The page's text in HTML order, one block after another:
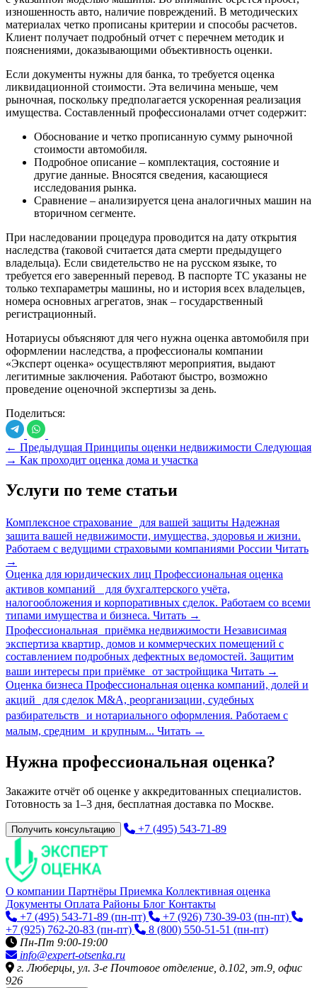
изношенность авто, наличие повреждений. В методических
материалах четко прописаны критерии и способы расчетов.
Клиент получает подробный отчет с перечнем методик и
пояснениями, доказывающими объективность оценки.
Если документы нужны для банка, то требуется оценка
ликвидационной стоимости. Эта величина меньше, чем
рыночная, поскольку предполагается ускоренная реализация
имущества. Составленный профессионалами отчет содержит:
Обоснование и четко прописанную сумму рыночной
стоимости автомобиля.
Подробное описание – комплектация, состояние и
другие данные. Вносятся сведения, касающиеся
исследования рынка.
Сравнение – анализируется цена аналогичных машин на
вторичном сегменте.
При наследовании процедура проводится на дату открытия
наследства (таковой считается дата смерти предыдущего
владельца). Если свидетельство не на русском языке, то
требуется его заверенный перевод. В паспорте ТС указаны не
только техпараметры машины, но и история всех владельцев,
номера основных агрегатов, знак – государственный
регистрационный.
Нотариусы объясняют для чего нужна оценка автомобиля при
оформлении наследства, а профессионалы компании
«Эксперт оценка» осуществляют мероприятия, выдают
легитимные заключения. Работают быстро, возможно
проведение оценочной экспертизы за день.
Поделиться:
← Предыдущая Принципы оценки недвижимости Следующая
→ Как проходит оценка дома и участка
Услуги по теме статьи
Комплексное страхование для вашей защиты Надежная
защита вашей недвижимости, имущества, здоровья и жизни.
Работаем с ведущими страховыми компаниями России Читать
→
Оценка для юридических лиц Профессиональная оценка
активов компаний для бухгалтерского учёта,
налогообложения и корпоративных сделок. Работаем со всеми
типами имущества и бизнеса. Читать →
Профессиональная приёмка недвижимости Независимая
экспертиза квартир, домов и коммерческих помещений с
составлением подробных дефектных ведомостей. Защитим
ваши интересы при приёмке от застройщика Читать →
Оценка бизнеса Профессиональная оценка компаний, долей и
акций для сделок M&A, реорганизации, судебных
разбирательств и нотариального оформления. Работаем с
малым, средним и крупным... Читать →
Нужна профессиональная оценка?
Закажите отчёт об оценке у аккредитованных специалистов.
Готовность за 1–3 дня, бесплатная доставка по Москве.
Получить консультацию +7 (495) 543-71-89
О компании Партнёры Приемка Коллективная оценка
Документы Оплата Районы Блог Контакты
+7 (495) 543-71-89 (пн-пт) +7 (926) 730-39-03 (пн-пт)
+7 (925) 762-20-83 (пн-пт) 8 (800) 550-51-51 (пн-пт)
Пн-Пт 9:00-19:00
info@expert-otsenka.ru
г. Люберцы, ул. 3-е Почтовое отделение, д.102, эт.9, офис
926